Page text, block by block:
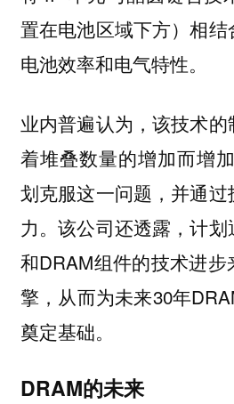
置在电池区域下方）相
电池效率和电气特性。
业内普遍认为，该技术
着堆叠数量的增加而增
划克服这一问题，并通
力。该公司还透露，计
和DRAM组件的技术进步
擎，从而为未来30年
奠定基础。
DRAM的未来